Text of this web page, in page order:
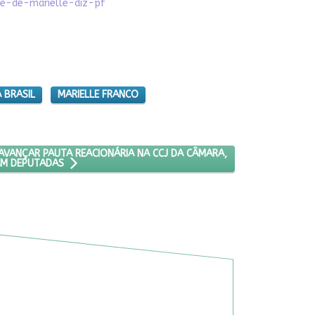
de-marielle-diz-pf
BRASIL
MARIELLE FRANCO
FAZ AVANÇAR PAUTA REACIONÁRIA NA CCJ DA
PAUTA REACIONÁRIA NA CCJ DA CÂMARA,
DEPUTADAS